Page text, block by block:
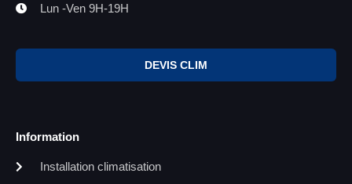
Lun -Ven 9H-19H
DEVIS CLIM
Information
Installation climatisation